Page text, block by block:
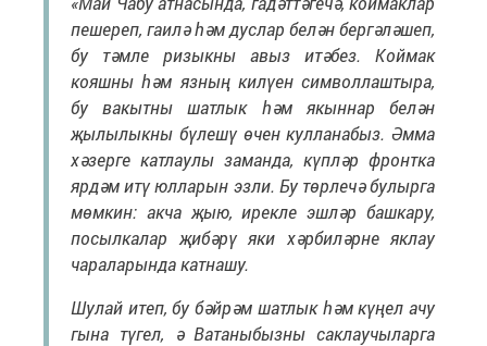
пешереп, гаилә һәм дуслар белән бергәләшеп,
бу тәмле ризыкны авыз итәбез. Коймак
кояшны һәм язның килүен символлаштыра,
бу вакытны шатлык һәм якыннар белән
җылылыкны бүлешү өчен кулланабыз. Әмма
хәзерге катлаулы заманда, күпләр фронтка
ярдәм итү юлларын эзли. Бу төрлечә булырга
мөмкин: акча җыю, ирекле эшләр башкару,
посылкалар җибәрү яки хәрбиләрне яклау
чараларында катнашу.
Шулай итеп, бу бәйрәм шатлык һәм күңел ачу
гына түгел, ә Ватаныбызны саклаучыларга